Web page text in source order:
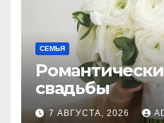
СЕМЬЯ
свадьбы
7 АВГУСТА, 2026